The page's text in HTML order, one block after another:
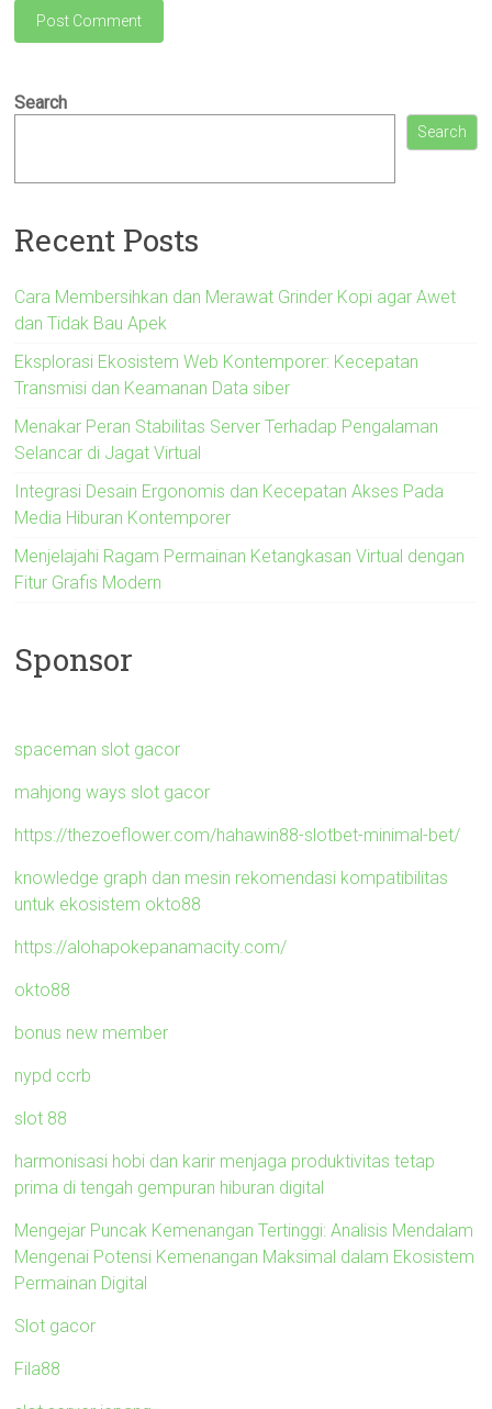
Search
Search
Recent Posts
Cara Membersihkan dan Merawat Grinder Kopi agar Awet
dan Tidak Bau Apek
Eksplorasi Ekosistem Web Kontemporer: Kecepatan
Transmisi dan Keamanan Data siber
Menakar Peran Stabilitas Server Terhadap Pengalaman
Selancar di Jagat Virtual
Integrasi Desain Ergonomis dan Kecepatan Akses Pada
Media Hiburan Kontemporer
Menjelajahi Ragam Permainan Ketangkasan Virtual dengan
Fitur Grafis Modern
Sponsor
spaceman slot gacor
mahjong ways slot gacor
https://thezoeflower.com/hahawin88-slotbet-minimal-bet/
knowledge graph dan mesin rekomendasi kompatibilitas
untuk ekosistem okto88
https://alohapokepanamacity.com/
okto88
bonus new member
nypd ccrb
slot 88
harmonisasi hobi dan karir menjaga produktivitas tetap
prima di tengah gempuran hiburan digital
Mengejar Puncak Kemenangan Tertinggi: Analisis Mendalam
Mengenai Potensi Kemenangan Maksimal dalam Ekosistem
Permainan Digital
Slot gacor
Fila88